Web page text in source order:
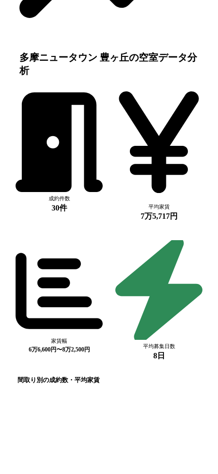
多摩ニュータウン 豊ヶ丘の空室データ分
析
成約件数
30件 平均家賃
7万5,717円
家賃幅
6万6,600円〜8万2,500円
平均募集日数
8日
間取り別の成約数・平均家賃